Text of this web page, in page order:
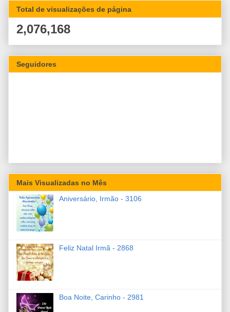
Total de visualizações de página
2,076,168
Seguidores
Mais Visualizadas no Mês
Aniversário, Irmão - 3106
Feliz Natal Irmã - 2868
Boa Noite, Carinho - 2981